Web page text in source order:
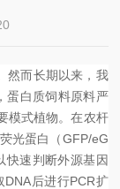
然而长期以来，我
蛋白质饲料原料严
模式植物。在农杆
光蛋白（GFP/eG
快速判断外源基因
后进行PCR扩